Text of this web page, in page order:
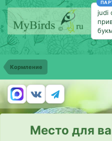
judi
Кормление
Место для